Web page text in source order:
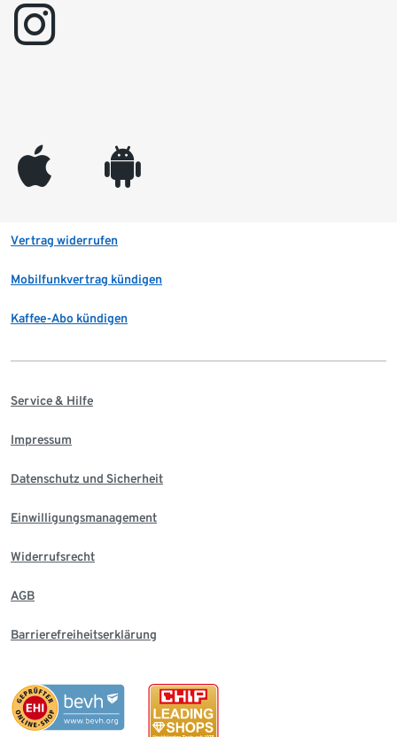
instagram
appleinc android
Vertrag widerrufen
Mobilfunkvertrag kündigen
Kaffee-Abo kündigen
Service & Hilfe
Impressum
Datenschutz und Sicherheit
Einwilligungsmanagement
Widerrufsrecht
AGB
Barrierefreiheitserklärung